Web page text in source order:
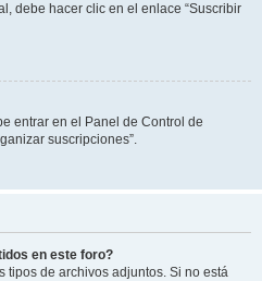
debe hacer clic en el enlace “Suscribir
entrar en el Panel de Control de
suscripciones”.
en este foro?
tipos de archivos adjuntos. Si no está